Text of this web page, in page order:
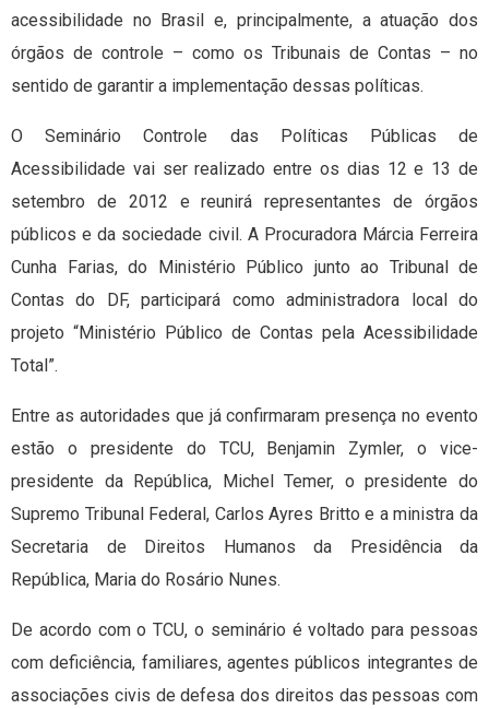
acessibilidade no Brasil e, principalmente, a atuação dos
órgãos de controle – como os Tribunais de Contas – no
sentido de garantir a implementação dessas políticas.
O Seminário Controle das Políticas Públicas de
Acessibilidade vai ser realizado entre os dias 12 e 13 de
setembro de 2012 e reunirá representantes de órgãos
públicos e da sociedade civil. A Procuradora Márcia Ferreira
Cunha Farias, do Ministério Público junto ao Tribunal de
Contas do DF, participará como administradora local do
projeto “Ministério Público de Contas pela Acessibilidade
Total”.
Entre as autoridades que já confirmaram presença no evento
estão o presidente do TCU, Benjamin Zymler, o vice-
presidente da República, Michel Temer, o presidente do
Supremo Tribunal Federal, Carlos Ayres Britto e a ministra da
Secretaria de Direitos Humanos da Presidência da
República, Maria do Rosário Nunes.
De acordo com o TCU, o seminário é voltado para pessoas
com deficiência, familiares, agentes públicos integrantes de
associações civis de defesa dos direitos das pessoas com